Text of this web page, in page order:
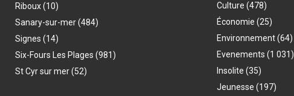
Riboux(10)
Sanary-sur-mer(484)
Signes (14)
Six-Fours Les Plages (981)
St Cyr sur mer(52)
Culture (478)
Économie (25)
Environnement(64)
Evenements (1 031)
Insolite (35)
Jeunesse (197)